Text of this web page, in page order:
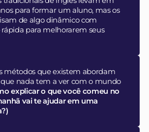
para formar um aluno, mas os
de algo dinâmico com
para melhorarem seus
métodos que existem abordam
nada tem a ver com o mundo
explicar o que você comeu no
vai te ajudar em uma